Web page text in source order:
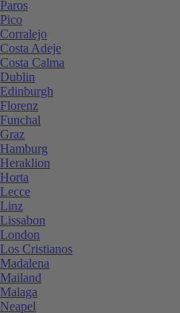
Paros
Pico
Corralejo
Costa Adeje
Costa Calma
Dublin
Edinburgh
Florenz
Funchal
Graz
Hamburg
Heraklion
Horta
Lecce
Linz
Lissabon
London
Los Cristianos
Madalena
Mailand
Malaga
Neapel